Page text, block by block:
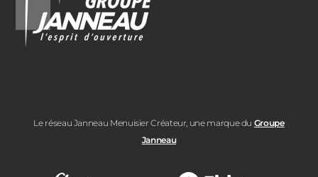
Le réseau Janneau Menuisier Créateur, une marque du Groupe
Janneau